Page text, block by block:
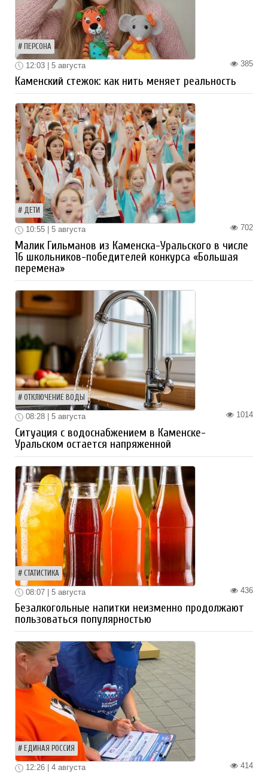
ПЕРСОНА
385
12:03 | 5 августа
Каменский стежок: как нить меняет реальность
ДЕТИ
702
10:55 | 5 августа
Малик Гильманов из Каменска-Уральского в числе
16 школьников-победителей конкурса «Большая
перемена»
ОТКЛЮЧЕНИЕ ВОДЫ
1014
08:28 | 5 августа
Ситуация с водоснабжением в Каменске-
Уральском остается напряженной
СТАТИСТИКА
436
08:07 | 5 августа
Безалкогольные напитки неизменно продолжают
пользоваться популярностью
ЕДИНАЯ РОССИЯ
414
12:26 | 4 августа